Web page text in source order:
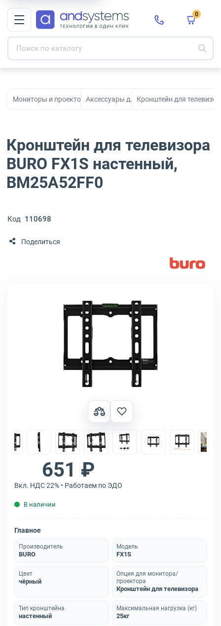
0
Мониторы и проекторы для офиса, дома и бизнеса
Аксессуары для дисплеев
Кронштейн для
Кронштейн для телевизора
BURO FX1S настенный,
BM25A52FF0
Код 110698
Поделиться
651 ₽
Вкл. НДС 22% • Работаем по ЭДО
В наличии
Главное
Производитель
BURO
Модель
FX1S
Цвет
чёрный
Опция для монитора/
проектора
Кронштейн для телевизора
Тип кронштейна
настенный
Максимальная нагрузка (кг)
25кг